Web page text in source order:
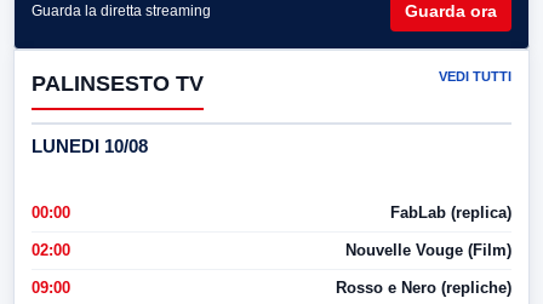
Guarda la diretta streaming Guarda ora
PALINSESTO TV VEDI TUTTI
LUNEDI 10/08
00:00 FabLab (replica)
02:00 Nouvelle Vouge (Film)
09:00 Rosso e Nero (repliche)